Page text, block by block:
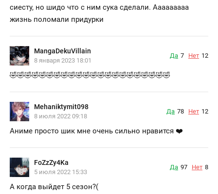
сиесту, но шидо что с ним сука сделали. Ааааааааа
жизнь поломали придурки
MangaDekuVillain
8 января 2023 18:01
Да 7 Нет 12
🤣🤣🤣🤣🤣🤣🤣🤣🤣🤣🤣🤣🤣🤣🤣🤣🤣🤣🤣🤣🤣🤣
Mehaniktymit098
8 июля 2022 09:18
Да 78 Нет 12
Аниме просто шик мне очень сильно нравится ❤️
FoZzZy4Ka
5 июля 2022 15:33
Да 97 Нет 8
А когда выйдет 5 сезон?(